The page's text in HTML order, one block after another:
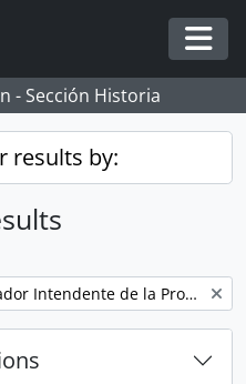
- Sección Historia
results by:
Velasco, Bernardo de (Gobernador Intendente de la Provincia del Paraguay)